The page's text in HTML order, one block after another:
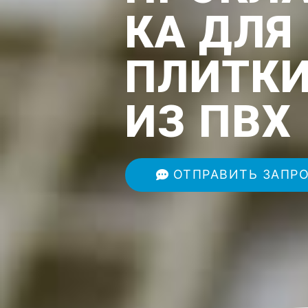
КА ДЛЯ
ИЗ ПВХ
ОТПРАВИТЬ